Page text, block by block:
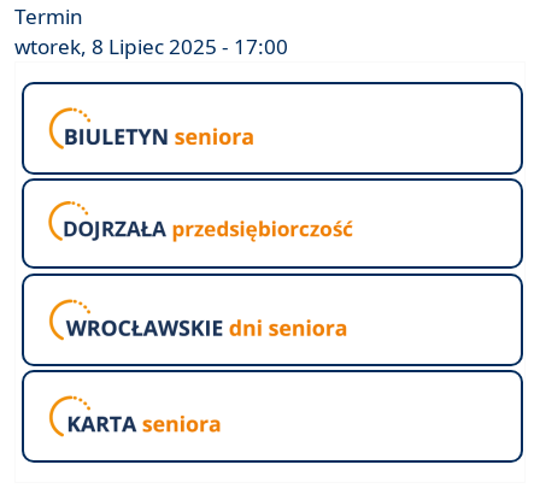
Termin
wtorek, 8 Lipiec 2025 - 17:00